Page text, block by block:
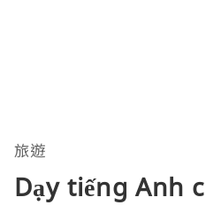
旅遊
Dạy tiếng Anh